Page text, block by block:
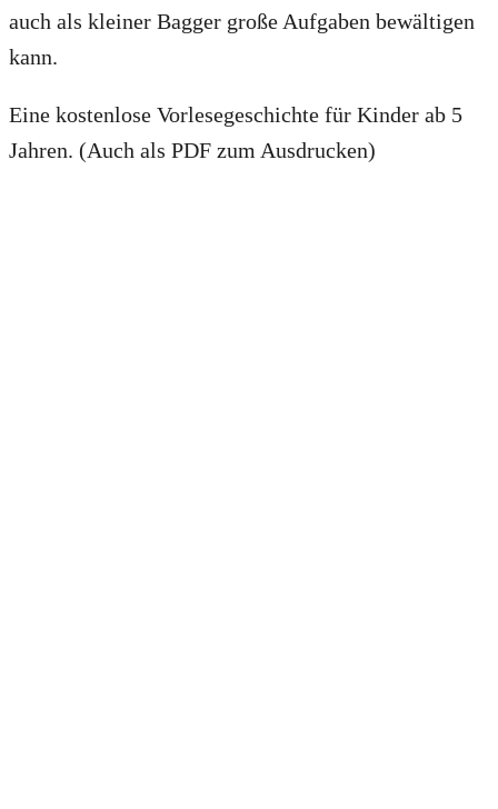
auch als kleiner Bagger große Aufgaben bewältigen
kann.
Eine kostenlose Vorlesegeschichte für Kinder ab 5
Jahren. (Auch als PDF zum Ausdrucken)